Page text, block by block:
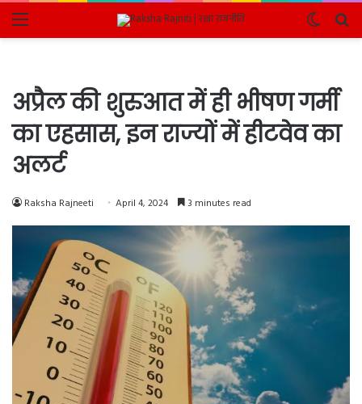
Menu
Switch
skin
अप्रैल की शुरुआत में ही भीषण गर्मी
का एहसास, इन राज्यों में हीटवेव का
अलर्ट
Raksha Rajneeti April 4, 2024 3 minutes read